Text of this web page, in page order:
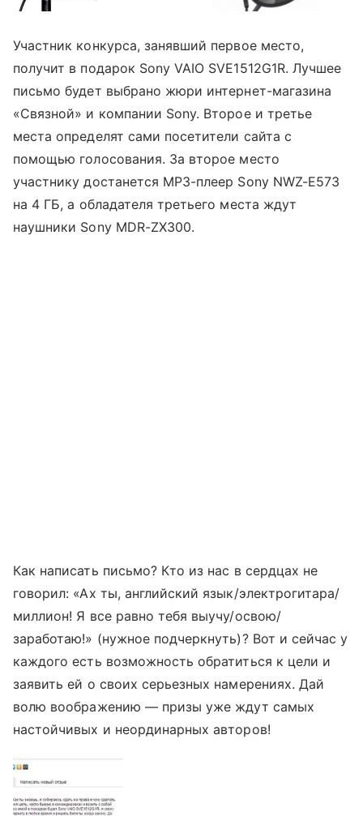
Участник конкурса, занявший первое место,
получит в подарок Sony VAIO SVE1512G1R. Лучшее
письмо будет выбрано жюри интернет-магазина
«Связной» и компании Sony. Второе и третье
места определят сами посетители сайта с
помощью голосования. За второе место
участнику достанется MP3-плеер Sony NWZ-E573
на 4 ГБ, а обладателя третьего места ждут
наушники Sony MDR-ZX300.
Как написать письмо? Кто из нас в сердцах не
говорил: «Ах ты, английский язык/электрогитара/
миллион! Я все равно тебя выучу/освою/
заработаю!» (нужное подчеркнуть)? Вот и сейчас у
каждого есть возможность обратиться к цели и
заявить ей о своих серьезных намерениях. Дай
волю воображению — призы уже ждут самых
настойчивых и неординарных авторов!